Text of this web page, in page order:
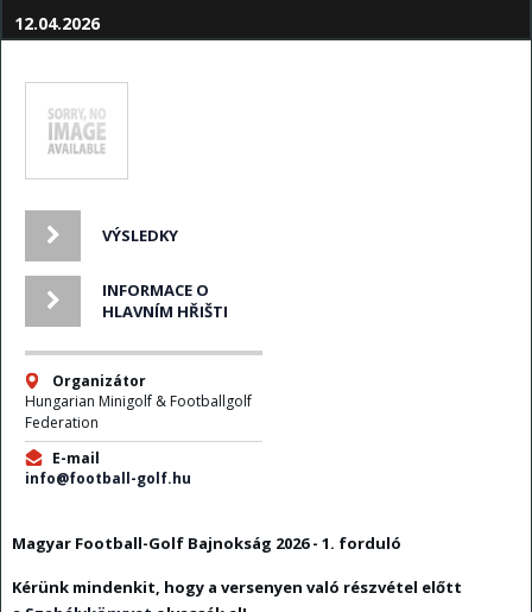
12.04.2026
VÝSLEDKY
INFORMACE O
HLAVNÍM HŘIŠTI
Organizátor
Hungarian Minigolf & Footballgolf
Federation
E-mail
info@football-golf.hu
Magyar Football-Golf Bajnokság 2026 - 1. forduló
Kérünk mindenkit, hogy a versenyen való részvétel előtt